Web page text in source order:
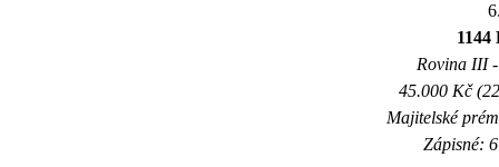
1144
Rovina III
45.000 Kč
Majitelské
Zápisné: